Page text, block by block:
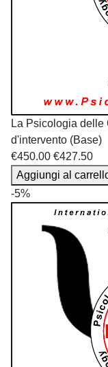
La Psicologia delle
d'intervento (Base)
€450.00 €427.50
Aggiungi al
-5%